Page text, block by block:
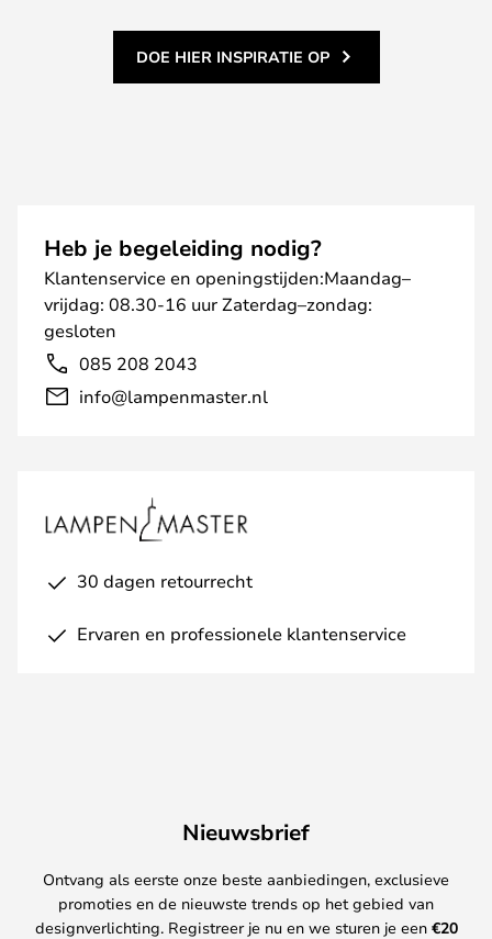
DOE HIER INSPIRATIE OP
Heb je begeleiding nodig?
Klantenservice en openingstijden:Maandag–
vrijdag: 08.30-16 uur Zaterdag–zondag:
gesloten
085 208 2043
info@lampenmaster.nl
30 dagen retourrecht
Ervaren en professionele klantenservice
Nieuwsbrief
Ontvang als eerste onze beste aanbiedingen, exclusieve
promoties en de nieuwste trends op het gebied van
designverlichting. Registreer je nu en we sturen je een €20